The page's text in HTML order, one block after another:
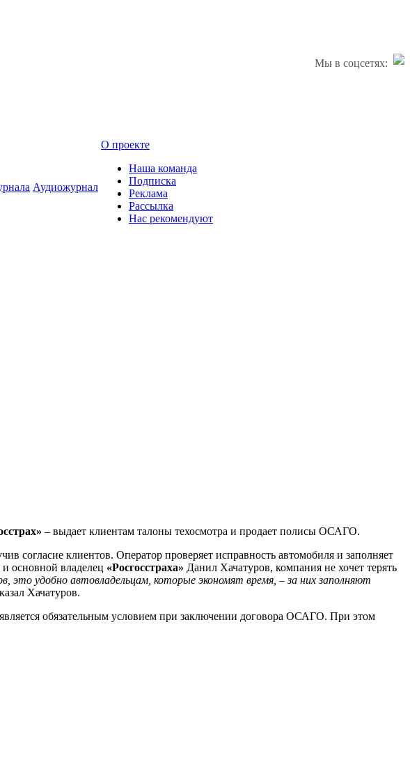
Мы в соцсетях:
Аудиожурнал
О проекте
Наша команда
Подписка
Реклама
Рассылка
Нас рекомендуют
– выдает клиентам талоны техосмотра и продает полисы ОСАГО.
согласие клиентов. Оператор проверяет исправность автомобиля и заполняет
и основной владелец «Росгосстраха» Данил Хачатуров, компания не хочет терять
это удобно автовладельцам, которые экономят время, – за них заполняют
Хачатуров.
обязательным условием при заключении договора ОСАГО. При этом